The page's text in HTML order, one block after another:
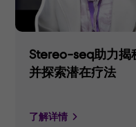
Stereo-seq助力揭
并探索潜在疗法
了解详情